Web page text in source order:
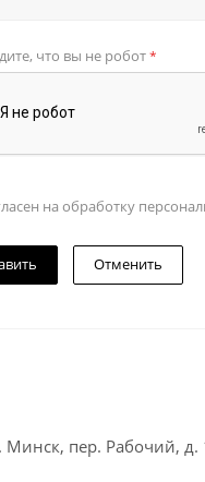
что вы не робот*
на обработку
Отменить
пер. Рабочий, д.